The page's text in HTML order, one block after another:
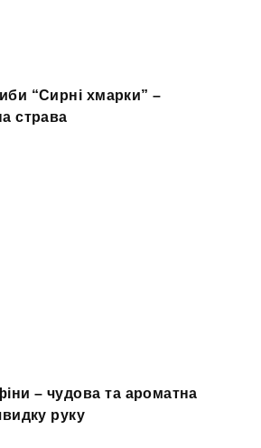
“Сирні хмарки” –
страва
– чудова та ароматна
руку